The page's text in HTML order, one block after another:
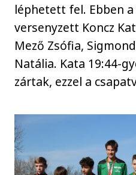
léphetett fel. Ebben
versenyzett Koncz
Mező Zsófia,
Natália. Kata 19:44-
zártak, ezzel a